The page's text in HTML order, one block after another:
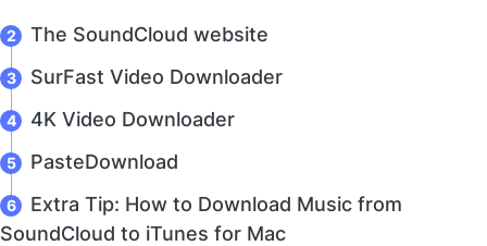
The SoundCloud website
SurFast Video Downloader
4K Video Downloader
PasteDownload
Extra Tip: How to Download Music from
SoundCloud to iTunes for Mac